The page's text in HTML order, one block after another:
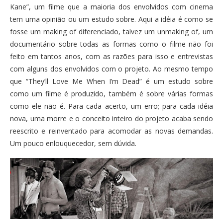
Kane”, um filme que a maioria dos envolvidos com cinema
tem uma opinião ou um estudo sobre. Aqui a idéia é como se
fosse um making of diferenciado, talvez um unmaking of, um
documentário sobre todas as formas como o filme não foi
feito em tantos anos, com as razões para isso e entrevistas
com alguns dos envolvidos com o projeto. Ao mesmo tempo
que “They’ll Love Me When I’m Dead” é um estudo sobre
como um filme é produzido, também é sobre várias formas
como ele não é. Para cada acerto, um erro; para cada idéia
nova, uma morre e o conceito inteiro do projeto acaba sendo
reescrito e reinventado para acomodar as novas demandas.
Um pouco enlouquecedor, sem dúvida.